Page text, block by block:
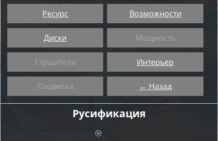
Ресурс Возможности
Диски Мощность
Глушители Интерьер
Подвеска ← Назад
Русификация